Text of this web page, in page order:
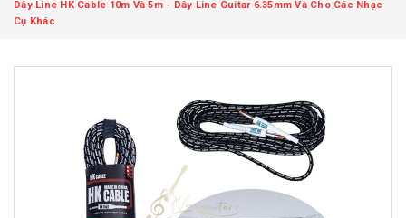
Dây Line HK Cable 10m Và 5m - Dây Line Guitar 6.35mm Và Cho Các Nhạc
Cụ Khác